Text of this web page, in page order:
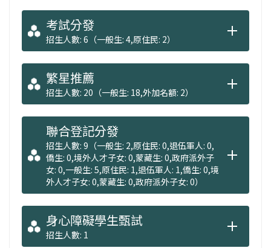
考試分發
招生人數: 6（一般生: 4,原住民: 2）
繁星推薦
招生人數: 20（一般生: 18,外加名額: 2）
聯合登記分發
招生人數: 9（一般生: 2,原住民: 0,退伍軍人: 0,
僑生: 0,境外人才子女: 0,蒙藏生: 0,政府派外子
女: 0,一般生: 5,原住民: 1,退伍軍人: 1,僑生: 0,境
外人才子女: 0,蒙藏生: 0,政府派外子女: 0）
身心障礙學生甄試
招生人數: 1